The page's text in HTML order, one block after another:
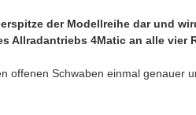
der Modellreihe dar und
Allradantriebs 4Matic an alle vier
offenen Schwaben einmal genauer